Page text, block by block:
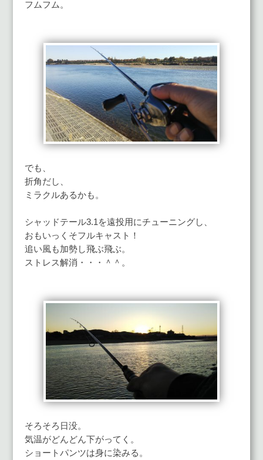
フムフム。
でも、
折角だし、
ミラクルあるかも。
シャッドテール3.1を遠投用にチューニングし、
おもいっくそフルキャスト！
追い風も加勢し飛ぶ飛ぶ。
ストレス解消・・・＾＾。
そろそろ日没。
気温がどんどん下がってく。
ショートパンツは身に染みる。